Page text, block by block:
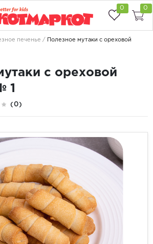
0 0
печенье
Полезное мутаки с ореховой
с ореховой
1
(0)